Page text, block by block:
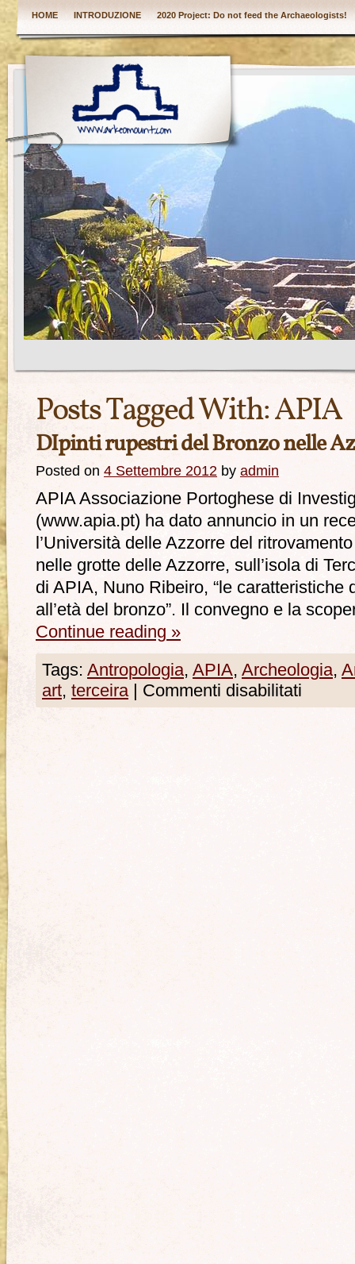
HOME INTRODUZIONE 2020 Project: Do not feed the Archaeologists!
Posts Tagged With:APIA
DIpinti rupestri del Bronzo nelle
Posted on 4 Settembre 2012 by admin
APIA Associazione Portoghese di
(www.apia.pt) ha dato annuncio in un
l’Università delle Azzorre del
nelle grotte delle Azzorre, sull’isola di
di APIA, Nuno Ribeiro, “le caratteristiche
all’età del bronzo”. Il convegno e la
Continue reading »
Tags: Antropologia, APIA, Archeologia,
art, terceira Commenti disabilitati